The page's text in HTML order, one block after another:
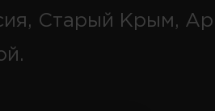
Старый Крым,